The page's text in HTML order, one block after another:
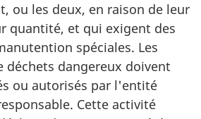
ou les deux, en raison de leur
quantité, et qui exigent des
spéciales. Les
déchets dangereux doivent
ou autorisés par l'entité
Cette activité